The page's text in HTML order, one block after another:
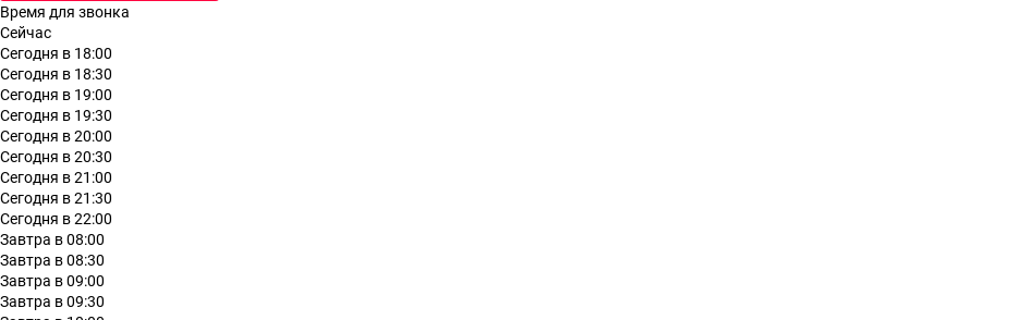
Время для звонка
Сейчас
Сегодня в 18:00
Сегодня в 18:30
Сегодня в 19:00
Сегодня в 19:30
Сегодня в 20:00
Сегодня в 20:30
Сегодня в 21:00
Сегодня в 21:30
Сегодня в 22:00
Завтра в 08:00
Завтра в 08:30
Завтра в 09:00
Завтра в 09:30